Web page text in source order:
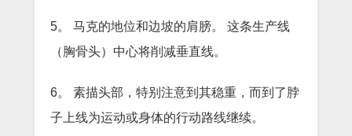
5。 马克的地位和边坡的肩膀。
这条生产线
（胸骨头）中心将削减垂直线。
6。
素描头部，特别注意到其稳重，而到了脖
子上线为运动或身体的行动路线继续。